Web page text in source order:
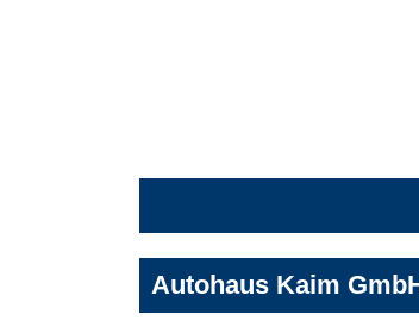
Autohaus Kaim